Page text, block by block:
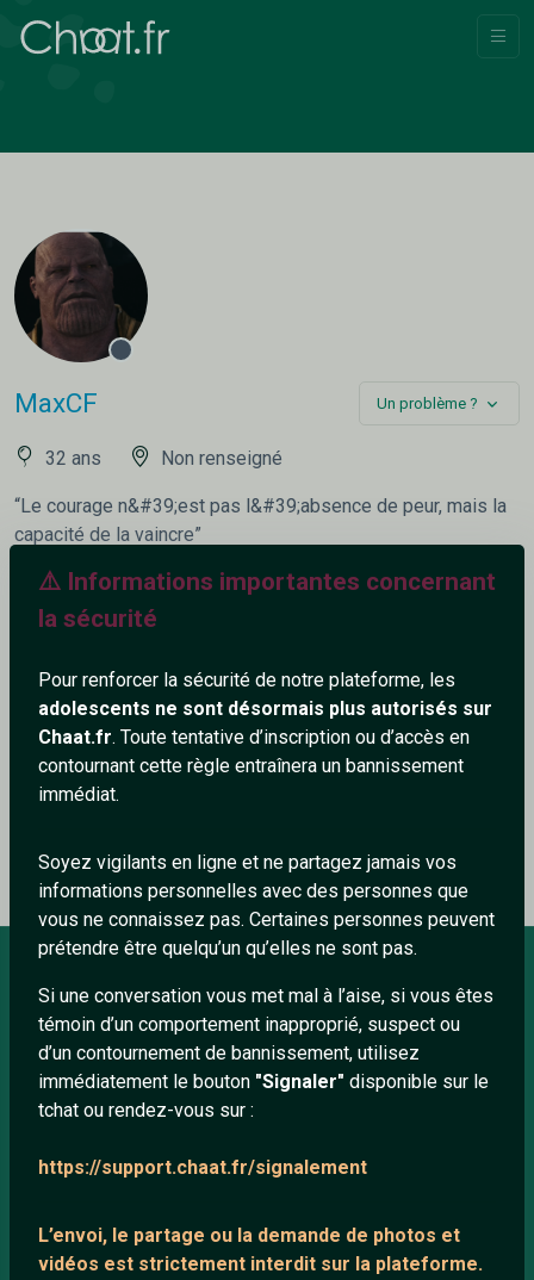
⚠️ Informations importantes concernant
la sécurité
Pour renforcer la sécurité de notre plateforme, les
adolescents ne sont désormais plus autorisés sur
Chaat.fr. Toute tentative d’inscription ou d’accès en
contournant cette règle entraînera un bannissement
immédiat.
Soyez vigilants en ligne et ne partagez jamais vos
informations personnelles avec des personnes que
vous ne connaissez pas. Certaines personnes peuvent
prétendre être quelqu’un qu’elles ne sont pas.
Si une conversation vous met mal à l’aise, si vous êtes
témoin d’un comportement inapproprié, suspect ou
d’un contournement de bannissement, utilisez
immédiatement le bouton "Signaler" disponible sur le
tchat ou rendez-vous sur :
https://support.chaat.fr/signalement
L’envoi, le partage ou la demande de photos et
vidéos est strictement interdit sur la plateforme.
MaxCF Un problème ?
32 ans Non renseigné
“Le courage n&#39;est pas l&#39;absence de peur, mais la
capacité de la vaincre”
Ajouter un commentaire (0) Tchatter
À PROPOS
Conditions générales
Protection mineurs